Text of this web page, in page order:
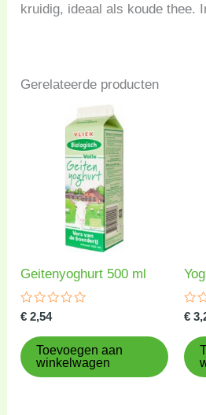
kruidig, ideaal als koude thee.
Gerelateerde producten
Geitenyoghurt 500 ml
Gewaardeerd
uit
5
€ 2,54
Toevoegen aan
winkelwagen
uit
5
€